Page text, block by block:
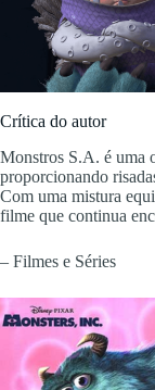
Crítica do autor
Monstros S.A. é uma
proporcionando
Com uma mistura
filme que continua
– Filmes e Séries